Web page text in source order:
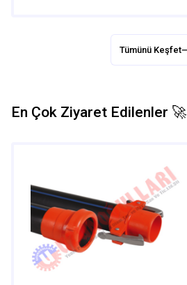
Tümünü Keşfet
En Çok Ziyaret Edilenler 🚀